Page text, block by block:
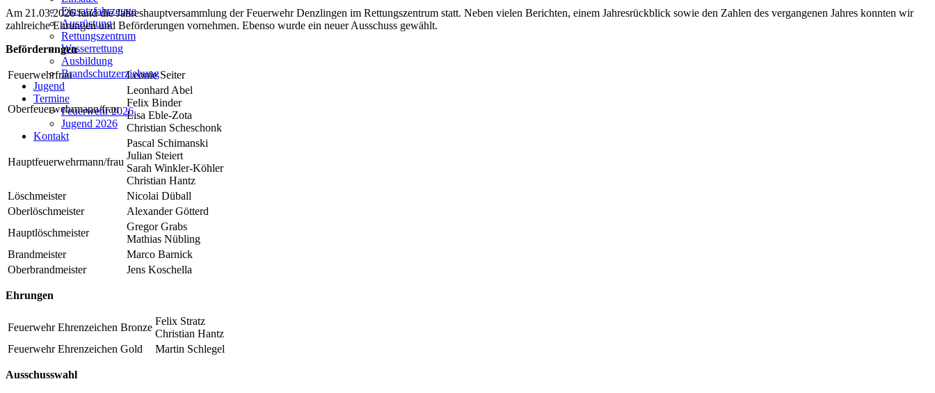
Einsatzfahrzeuge
Ausrüstung
Rettungszentrum
Wasserrettung
Ausbildung
Brandschutzerziehung
Jugend
Termine
Feuerwehr 2026
Jugend 2026
Kontakt
Am 21.03.2026 fand die Jahreshauptversammlung der Feuerwehr Denzlingen im Rettungszentrum statt. Neben vielen Berichten, einem Jahresrückblick sowie den Zahlen des vergangenen Jahres konnten wir
zahlreiche Ehrungen und Beförderungen vornehmen. Ebenso wurde ein neuer Ausschuss gewählt.
Beförderungen
Feuerwehrfrau Leonie Seiter
Oberfeuerwehrmann/frau
Leonhard Abel
Felix Binder
Lisa Eble-Zota
Christian Scheschonk
Hauptfeuerwehrmann/frau
Pascal Schimanski
Julian Steiert
Sarah Winkler-Köhler
Christian Hantz
Löschmeister
Nicolai Düball
Oberlöschmeister
Alexander Götterd
Hauptlöschmeister
Gregor Grabs
Mathias Nübling
Brandmeister
Marco Barnick
Oberbrandmeister
Jens Koschella
Ehrungen
Feuerwehr Ehrenzeichen Bronze
Felix Stratz
Christian Hantz
Feuerwehr Ehrenzeichen Gold
Martin Schlegel
Ausschusswahl